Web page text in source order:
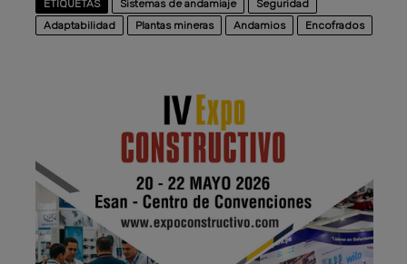
ETIQUETAS Sistemas de andamiaje
Seguridad
Adaptabilidad
Plantas mineras Andamios Encofrados